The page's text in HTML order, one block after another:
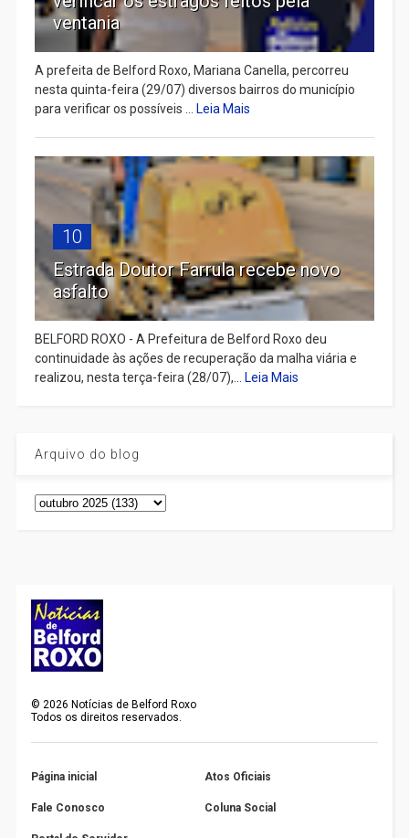
ventania
A prefeita de Belford Roxo, Mariana Canella, percorreu
nesta quinta-feira (29/07) diversos bairros do município
para verificar os possíveis ...
Leia Mais
10
Estrada Doutor Farrula recebe novo
asfalto
BELFORD ROXO - A Prefeitura de Belford Roxo deu
continuidade às ações de recuperação da malha viária e
realizou, nesta terça-feira (28/07),...
Leia Mais
Arquivo do blog
©2026 Notícias de Belford Roxo
Todos os direitos reservados.
Página inicial Atos Oficiais
Fale Conosco Coluna Social